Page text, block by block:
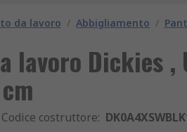
da lavoro / Abbigliamento /
lavoro Dickies ,
Codice costruttore: